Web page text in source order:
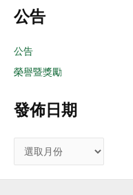
公告
公告
榮譽暨獎勵
發佈日期